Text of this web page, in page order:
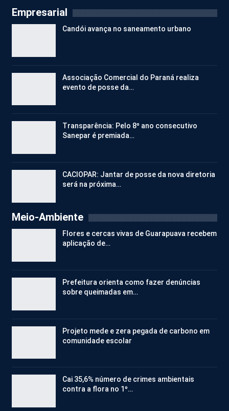
Empresarial
Candói avança no saneamento urbano
Associação Comercial do Paraná realiza
evento de posse da…
Transparência: Pelo 8º ano consecutivo
Sanepar é premiada…
CACIOPAR: Jantar de posse da nova diretoria
será na próxima…
Meio-Ambiente
Flores e cercas vivas de Guarapuava recebem
aplicação de…
Prefeitura orienta como fazer denúncias
sobre queimadas em…
Projeto mede e zera pegada de carbono em
comunidade escolar
Cai 35,6% número de crimes ambientais
contra a flora no 1º…